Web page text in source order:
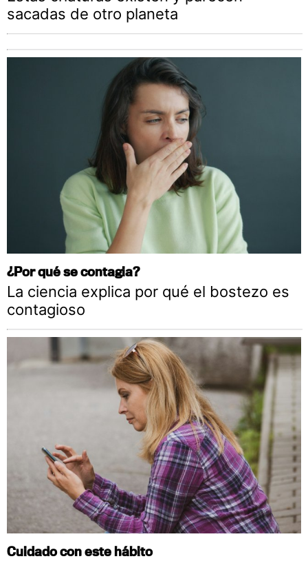
sacadas de otro planeta
¿Por qué se contagia?
La ciencia explica por qué el bostezo es
contagioso
Cuidado con este hábito